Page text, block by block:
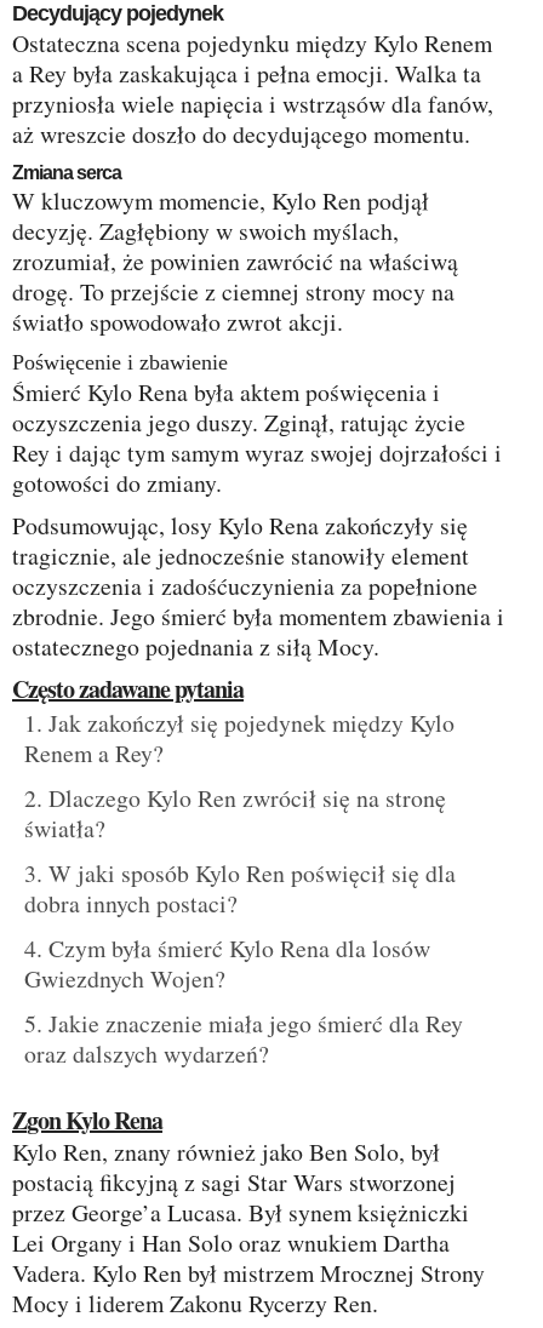
Decydujący pojedynek
Ostateczna scena pojedynku między Kylo Renem
a Rey była zaskakująca i pełna emocji. Walka ta
przyniosła wiele napięcia i wstrząsów dla fanów,
aż wreszcie doszło do decydującego momentu.
Zmiana serca
W kluczowym momencie, Kylo Ren podjął
decyzję. Zagłębiony w swoich myślach,
zrozumiał, że powinien zawrócić na właściwą
drogę. To przejście z ciemnej strony mocy na
światło spowodowało zwrot akcji.
Poświęcenie i zbawienie
Śmierć Kylo Rena była aktem poświęcenia i
oczyszczenia jego duszy. Zginął, ratując życie
Rey i dając tym samym wyraz swojej dojrzałości i
gotowości do zmiany.
Podsumowując, losy Kylo Rena zakończyły się
tragicznie, ale jednocześnie stanowiły element
oczyszczenia i zadośćuczynienia za popełnione
zbrodnie. Jego śmierć była momentem zbawienia i
ostatecznego pojednania z siłą Mocy.
Często zadawane pytania
Jak zakończył się pojedynek między Kylo
Renem a Rey?
Dlaczego Kylo Ren zwrócił się na stronę
światła?
W jaki sposób Kylo Ren poświęcił się dla
dobra innych postaci?
Czym była śmierć Kylo Rena dla losów
Gwiezdnych Wojen?
Jakie znaczenie miała jego śmierć dla Rey
oraz dalszych wydarzeń?
Zgon Kylo Rena
Kylo Ren, znany również jako Ben Solo, był
postacią fikcyjną z sagi Star Wars stworzonej
przez George’a Lucasa. Był synem księżniczki
Lei Organy i Han Solo oraz wnukiem Dartha
Vadera. Kylo Ren był mistrzem Mrocznej Strony
Mocy i liderem Zakonu Rycerzy Ren.